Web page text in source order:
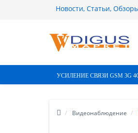
Новости, Статьи,
УСИЛЕНИЕ СВЯЗИ GSM 3G
Видеонаблюдение